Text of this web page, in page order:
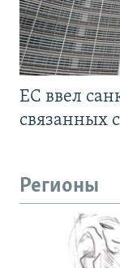
ЕС ввел
связанных
Регионы